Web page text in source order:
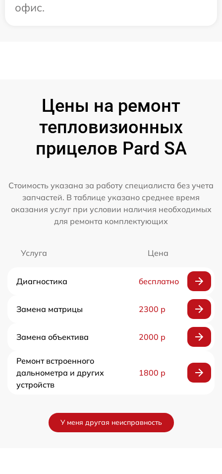
офис.
Цены на ремонт
тепловизионных
прицелов Pard SA
Стоимость указана за работу специалиста без учета
запчастей. В таблице указано среднее время
оказания услуг при условии наличия необходимых
для ремонта комплектующих
Услуга Цена
Диагностика бесплатно
Замена матрицы 2300 р
Замена объектива 2000 р
Ремонт встроенного
дальнометра и других
устройств
1800 р
У меня другая неисправность